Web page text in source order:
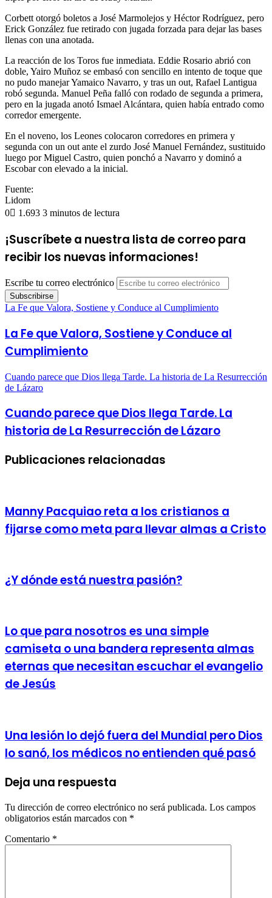
Corbett otorgó boletos a José Marmolejos y Héctor Rodríguez, pero
Erick González fue retirado con jugada forzada para dejar las bases
llenas con una anotada.
La reacción de los Toros fue inmediata. Eddie Rosario abrió con
doble, Yairo Muñoz se embasó con sencillo en intento de toque que
no pudo manejar Yamaico Navarro, y tras un out, Rafael Lantigua
robó segunda. Manuel Peña falló con rodado de segunda a primera,
pero en la jugada anotó Ismael Alcántara, quien había entrado como
corredor emergente.
En el noveno, los Leones colocaron corredores en primera y
segunda con un out ante el zurdo José Manuel Fernández, sustituido
luego por Miguel Castro, quien ponchó a Navarro y dominó a
Escobar con elevado a la inicial.
Fuente:
Lidom
0
1.693 3 minutos de lectura
¡Suscríbete a nuestra lista de correo para
recibir los nuevas informaciones!
Escribe tu correo electrónico
La Fe que Valora, Sostiene y Conduce al Cumplimiento
La Fe que Valora, Sostiene y Conduce al
Cumplimiento
Cuando parece que Dios llega Tarde. La historia de La Resurrección
de Lázaro
Cuando parece que Dios llega Tarde. La
historia de La Resurrección de Lázaro
Publicaciones relacionadas
Manny Pacquiao reta a los cristianos a
fijarse como meta para llevar almas a Cristo
¿Y dónde está nuestra pasión?
Lo que para nosotros es una simple
camiseta o una bandera representa almas
eternas que necesitan escuchar el evangelio
de Jesús
Una lesión lo dejó fuera del Mundial pero Dios
lo sanó, los médicos no entienden qué pasó
Deja una respuesta
Tu dirección de correo electrónico no será publicada. Los campos
obligatorios están marcados con *
Comentario *